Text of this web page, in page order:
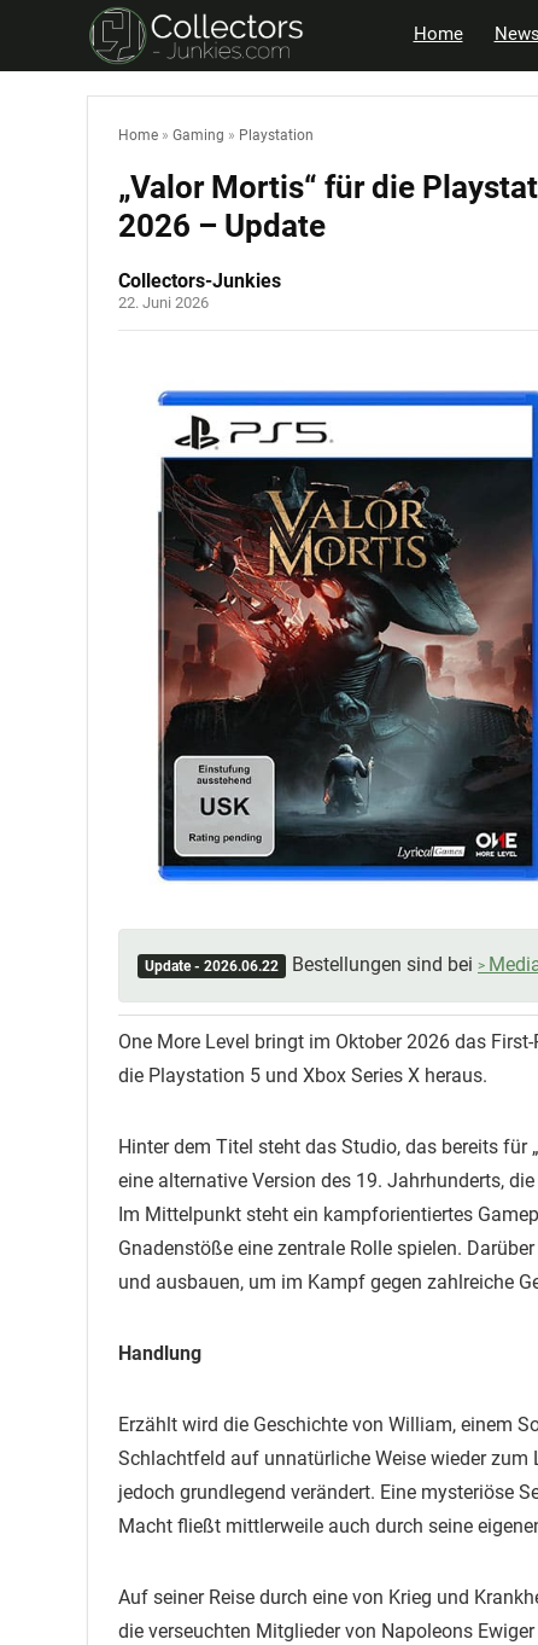
Home News
Home » Gaming » Playstation
„Valor Mortis“ für die
2026 – Update
Collectors-Junkies
22. Juni 2026
Update - 2026.06.22 Bestellungen sind bei
One More Level bringt im Oktober 2026 das
die Playstation 5 und Xbox Series X heraus.
Hinter dem Titel steht das Studio, das bereits für
eine alternative Version des 19. Jahrhunderts,
Im Mittelpunkt steht ein kampforientiertes
Gnadenstöße eine zentrale Rolle spielen.
und ausbauen, um im Kampf gegen zahlreiche
Handlung
Erzählt wird die Geschichte von William, einem
Schlachtfeld auf unnatürliche Weise wieder zum
jedoch grundlegend verändert. Eine mysteriöse
Macht fließt mittlerweile auch durch seine
Auf seiner Reise durch eine von Krieg und
die verseuchten Mitglieder von Napoleons